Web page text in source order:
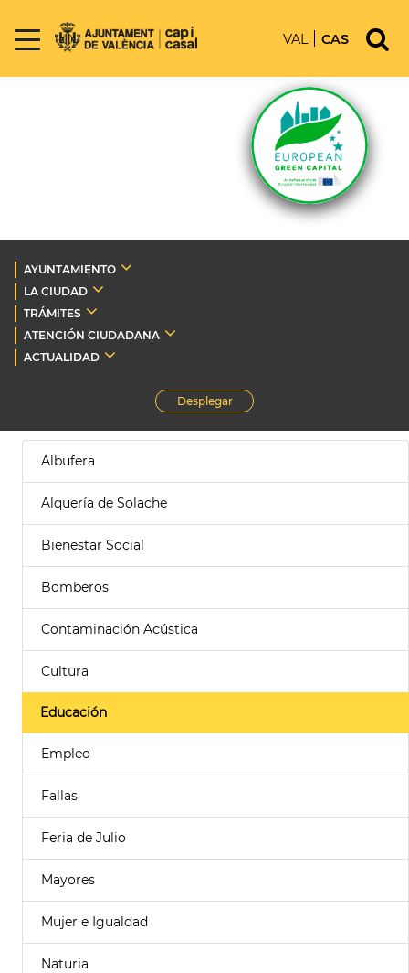
VAL CAS
AYUNTAMIENTO
LA CIUDAD
TRÁMITES
ATENCIÓN CIUDADANA
ACTUALIDAD
Desplegar
Albufera
Alquería de Solache
Bienestar Social
Bomberos
Contaminación Acústica
Cultura
Educación
Empleo
Fallas
Feria de Julio
Mayores
Mujer e Igualdad
Naturia